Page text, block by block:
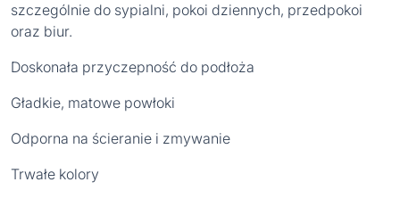
szczególnie do sypialni, pokoi dziennych, przedpokoi
oraz biur.
Doskonała przyczepność do podłoża
Gładkie, matowe powłoki
Odporna na ścieranie i zmywanie
Trwałe kolory